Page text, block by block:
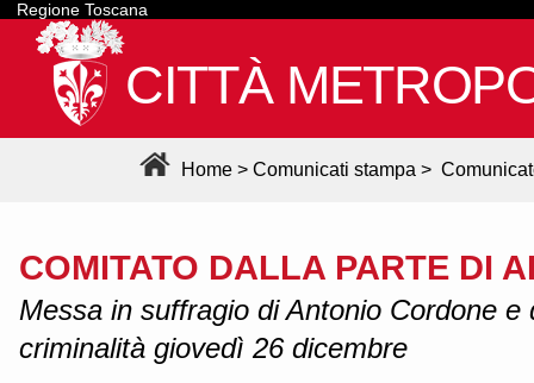
Regione Toscana
CITTÀ
Home > Comunicati stampa >
COMITATO DALLA PARTE DI
Messa in suffragio di Antonio Cordone
criminalità giovedì 26 dicembre